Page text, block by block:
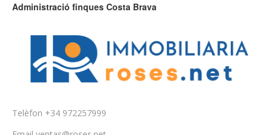
Administració finques Costa Brava
Telèfon +34 972257999